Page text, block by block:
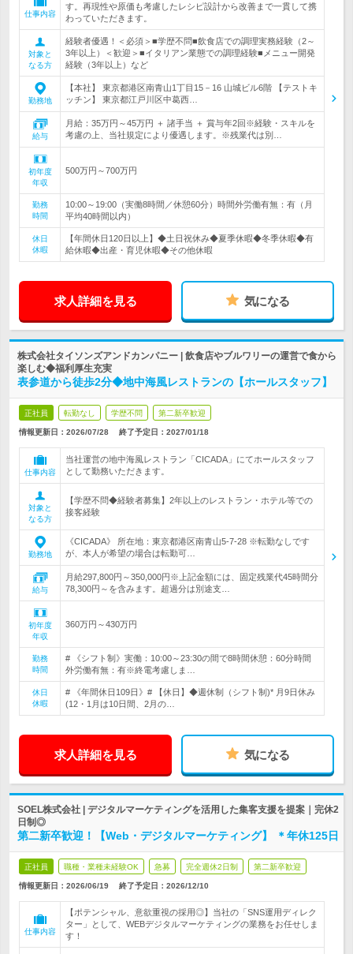
仕事内容
す。再現性や原価も考慮したレシピ設計から改善まで一貫して携
わっていただきます。
対象と
なる方
経験者優遇！＜必須＞■学歴不問■飲食店での調理実務経験（2～
3年以上）＜歓迎＞■イタリアン業態での調理経験■メニュー開発
経験（3年以上）など
勤務地
【本社】 東京都港区南青山1丁目15－16 山城ビル6階 【テストキ
ッチン】 東京都江戸川区中葛西…
給与
月給：35万円～45万円 ＋ 諸手当 ＋ 賞与年2回※経験・スキルを
考慮の上、当社規定により優遇します。※残業代は別…
初年度
年収
500万円～700万円
勤務
時間
10:00～19:00（実働8時間／休憩60分）時間外労働有無：有（月
平均40時間以内）
休日
休暇
【年間休日120日以上】◆土日祝休み◆夏季休暇◆冬季休暇◆有
給休暇◆出産・育児休暇◆その他休暇
求人詳細を見る 気になる
株式会社タイソンズアンドカンパニー | 飲食店やブルワリーの運営で食から
楽しむ◆福利厚生充実
表参道から徒歩2分◆地中海風レストランの【ホールスタッフ】
正社員 転勤なし 学歴不問 第二新卒歓迎
情報更新日：2026/07/28 終了予定日： 2027/01/18
仕事内容
当社運営の地中海風レストラン「CICADA」にてホールスタッフ
として勤務いただきます。
対象と
なる方
【学歴不問◆経験者募集】2年以上のレストラン・ホテル等での
接客経験
勤務地
《CICADA》 所在地：東京都港区南青山5-7-28 ※転勤なしです
が、本人が希望の場合は転勤可…
給与
月給297,800円～350,000円※上記金額には、固定残業代45時間分
78,300円～を含みます。超過分は別途支…
初年度
年収
360万円～430万円
勤務
時間
# 《シフト制》実働：10:00～23:30の間で8時間休憩：60分時間
外労働有無：有※終電考慮しま…
休日
休暇
# 《年間休日109日》# 【休日】◆週休制（シフト制)* 月9日休み
(12・1月は10日間、2月の…
求人詳細を見る 気になる
SOEL株式会社 | デジタルマーケティングを活用した集客支援を提案｜完休2
日制◎
第二新卒歓迎！【Web・デジタルマーケティング】 ＊年休125日
正社員 職種・業種未経験OK 急募 完全週休2日制 第二新卒歓迎
情報更新日：2026/06/19 終了予定日： 2026/12/10
仕事内容
【ポテンシャル、意欲重視の採用◎】当社の「SNS運用ディレク
ター」として、WEBデジタルマーケティングの業務をお任せしま
す！